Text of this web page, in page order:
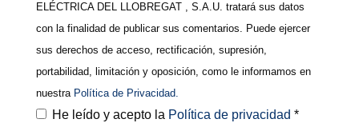
ELÉCTRICA DEL LLOBREGAT , S.A.U. tratará sus datos
con la finalidad de publicar sus comentarios. Puede ejercer
sus derechos de acceso, rectificación, supresión,
portabilidad, limitación y oposición, como le informamos en
nuestraPolítica de Privacidad.
He leído y acepto la Política de privacidad *